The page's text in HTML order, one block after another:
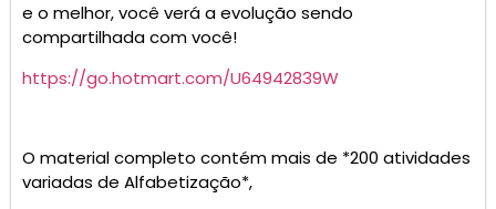
e o melhor, você verá a evolução sendo
compartilhada com você!
https://go.hotmart.com/U64942839W
O material completo contém mais de *200 atividades
variadas de Alfabetização*,